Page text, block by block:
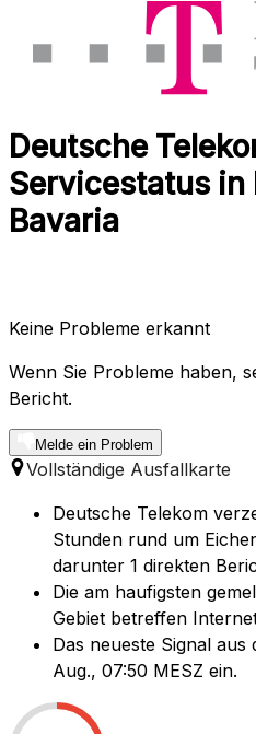
Deutsche
Servicestatus in
Bavaria
Keine Probleme erkannt
Wenn Sie Probleme haben,
Bericht.
Melde ein Problem
Vollständige Ausfallkarte
Deutsche Telekom
Stunden rund um
darunter 1 direkten
Die am haufigsten
Gebiet betreffen
Das neueste Signal aus
Aug., 07:50 MESZ ein.